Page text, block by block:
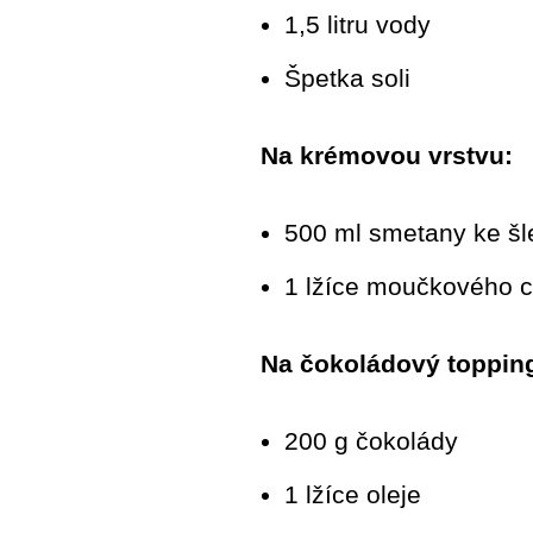
1,5 litru vody
Špetka soli
Na krémovou vrstvu:
500 ml smetany ke
1 lžíce moučkového
Na čokoládový
200 g čokolády
1 lžíce oleje